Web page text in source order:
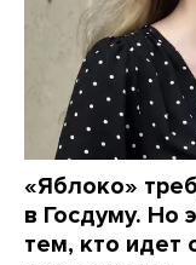
«Яблоко»
в Госдуму. Но
тем, кто идет